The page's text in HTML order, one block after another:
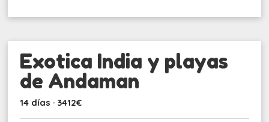
Exotica India y playas
de Andaman
14 días · 3412€